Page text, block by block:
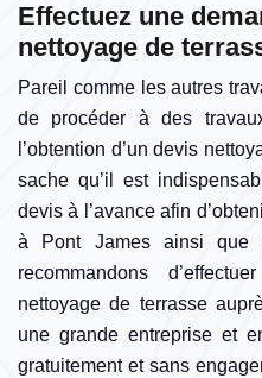
Effectuez une
nettoyage de
Pareil comme les autres
de procéder à des
l’obtention d’un devis
sache qu’il est
devis à l’avance afin
à Pont James ainsi que
recommandons
nettoyage de terrasse
une grande entreprise et
gratuitement et sans